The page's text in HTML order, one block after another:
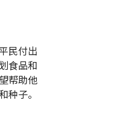
民付出
食品和
帮助他
子。